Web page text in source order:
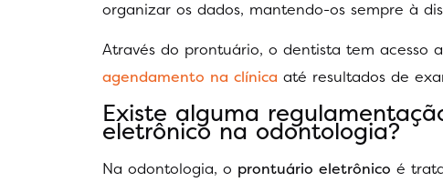
organizar os dados, mantendo-os sempre à
Através do prontuário, o dentista tem acesso
agendamento na clínica até resultados de
Existe alguma
eletrônico na odontologia?
Na odontologia, o prontuário eletrônico é